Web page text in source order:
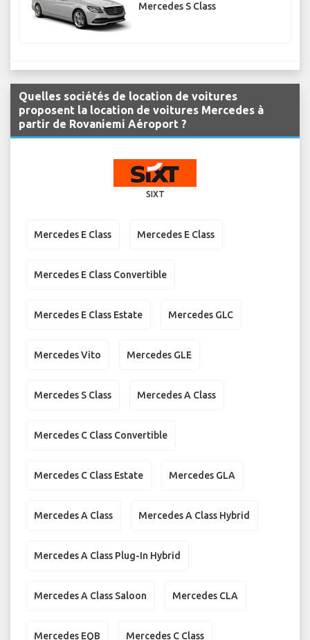
Mercedes S Class
Quelles sociétés de location de voitures
proposent la location de voitures Mercedes à
partir de Rovaniemi Aéroport ?
SIXT
Mercedes E Class Mercedes E Class
Mercedes E Class Convertible
Mercedes E Class Estate Mercedes GLC
Mercedes Vito Mercedes GLE
Mercedes S Class Mercedes A Class
Mercedes C Class Convertible
Mercedes C Class Estate Mercedes GLA
Mercedes A Class Mercedes A Class Hybrid
Mercedes A Class Plug-In Hybrid
Mercedes A Class Saloon Mercedes CLA
Mercedes EQB Mercedes C Class